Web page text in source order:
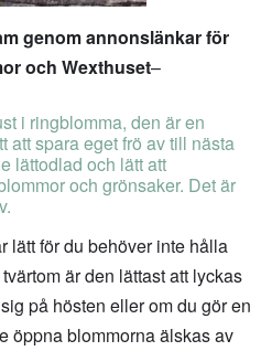
genom annonslänkar för
och Wexthuset–
i ringblomma, den är en
att spara eget frö av till nästa
lättodlad och lätt att
och grönsaker. Det är
lätt för du behöver inte hålla
är den lättast att lyckas
på hösten eller om du gör en
öppna blommorna älskas av